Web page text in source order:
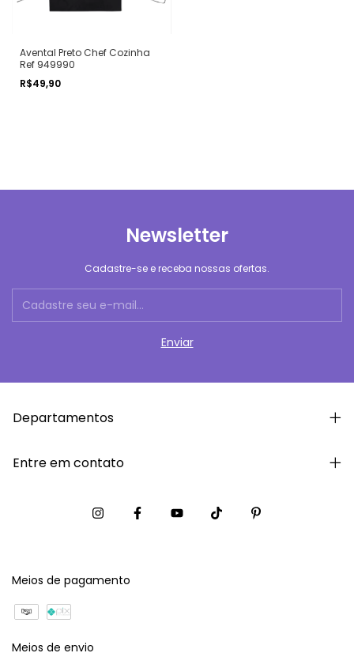
Avental Preto Chef Cozinha
Ref 949990
R$49,90
Newsletter
Cadastre-se e receba nossas ofertas.
Departamentos
Entre em contato
Meios de pagamento
Meios de envio